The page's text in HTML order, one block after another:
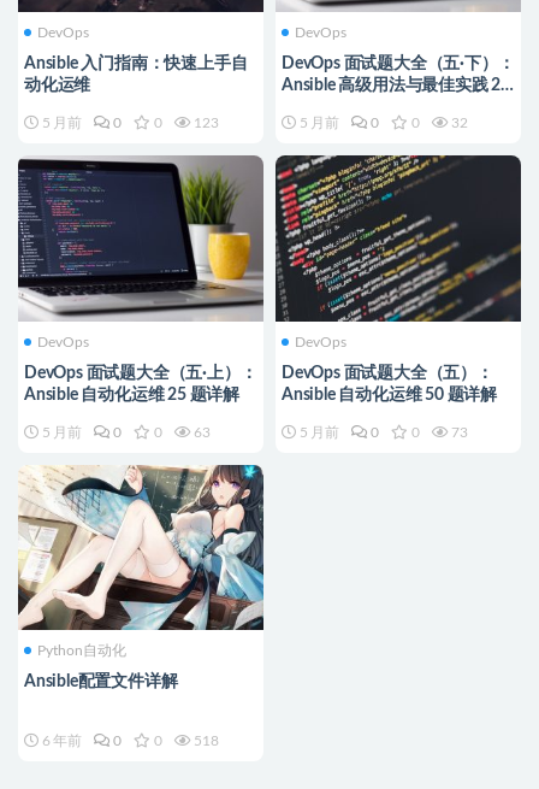
DevOps
Ansible 入门指南：快速上手自
动化运维
5 月前 0 0 123
DevOps
DevOps 面试题大全（五·下）：
Ansible 高级用法与最佳实践 25
5 月前 0 0 32
DevOps
DevOps 面试题大全（五·上）：
Ansible 自动化运维 25 题详解
5 月前 0 0 63
DevOps
DevOps 面试题大全（五）：
Ansible 自动化运维 50 题详解
5 月前 0 0 73
Python自动化
Ansible配置文件详解
6 年前 0 0 518